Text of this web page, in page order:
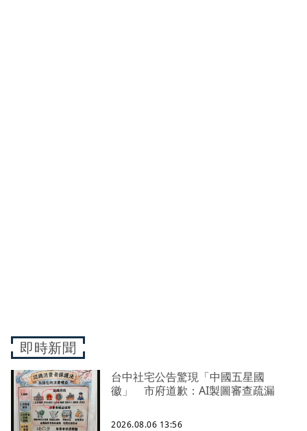
即時新聞
台中社宅公告驚現「中國五星國
徽」 市府道歉：AI製圖審查疏漏
2026.08.06 13:56